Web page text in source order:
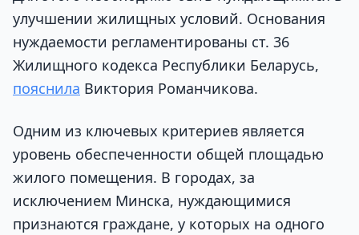
улучшении жилищных условий. Основания
нуждаемости регламентированы ст. 36
Жилищного кодекса Республики Беларусь,
пояснила Виктория Романчикова.
Одним из ключевых критериев является
уровень обеспеченности общей площадью
жилого помещения. В городах, за
исключением Минска, нуждающимися
признаются граждане, у которых на одного